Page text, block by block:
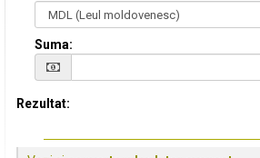
Suma:
Rezultat: